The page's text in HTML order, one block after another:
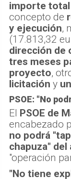
En concreto,
importe total
concepto de
y ejecución,
(17.813,32
dirección de
tres meses
proyecto ,
licitacióny
PSOE: "No
ElPSOE de
encabezado
no podrá
chapuza" del
"operación